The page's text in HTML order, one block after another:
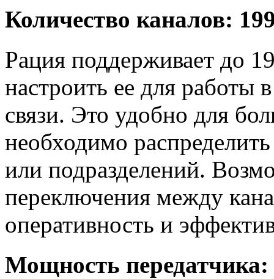
Количество каналов:
Рация поддерживает до
настроить ее для работы
связи. Это удобно для
необходимо
или подразделений.
переключения между
оперативность и
Мощность передатчика: